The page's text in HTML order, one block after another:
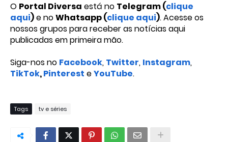
O Portal Diversa está no Telegram (clique
aqui)e noWhatsapp (clique aqui). Acesse os
nossos grupos para receber as notícias aqui
publicadas em primeira mão.
Siga-nos no Facebook, Twitter, Instagram,
TikTok,Pinterest eYouTube.
Tags tv e séries